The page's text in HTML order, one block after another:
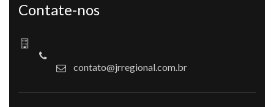
Contate-nos
contato@jrregional.com.br